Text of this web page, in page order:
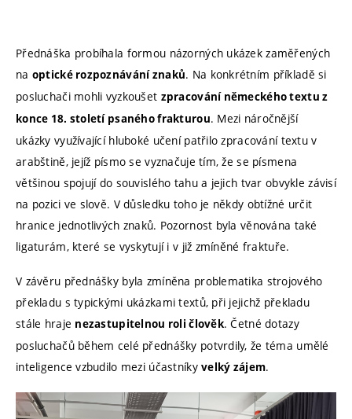
Přednáška probíhala formou názorných ukázek zaměřených
na optické rozpoznávání znaků. Na konkrétním příkladě si
posluchači mohli vyzkoušet zpracování německého textu z
konce 18. století psaného frakturou. Mezi náročnější
ukázky využívající hluboké učení patřilo zpracování textu v
arabštině, jejíž písmo se vyznačuje tím, že se písmena
většinou spojují do souvislého tahu a jejich tvar obvykle závisí
na pozici ve slově. V důsledku toho je někdy obtížné určit
hranice jednotlivých znaků. Pozornost byla věnována také
ligaturám, které se vyskytují i v již zmíněné fraktuře.
V závěru přednášky byla zmíněna problematika strojového
překladu s typickými ukázkami textů, při jejichž překladu
stále hraje nezastupitelnou roli člověk. Četné dotazy
posluchačů během celé přednášky potvrdily, že téma umělé
inteligence vzbudilo mezi účastníkyvelký zájem.